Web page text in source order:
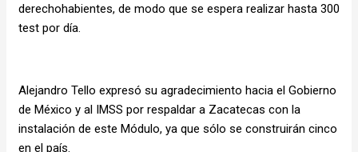
derechohabientes, de modo que se espera realizar hasta 300
test por día.
Alejandro Tello expresó su agradecimiento hacia el Gobierno
de México y al IMSS por respaldar a Zacatecas con la
instalación de este Módulo, ya que sólo se construirán cinco
en el país.